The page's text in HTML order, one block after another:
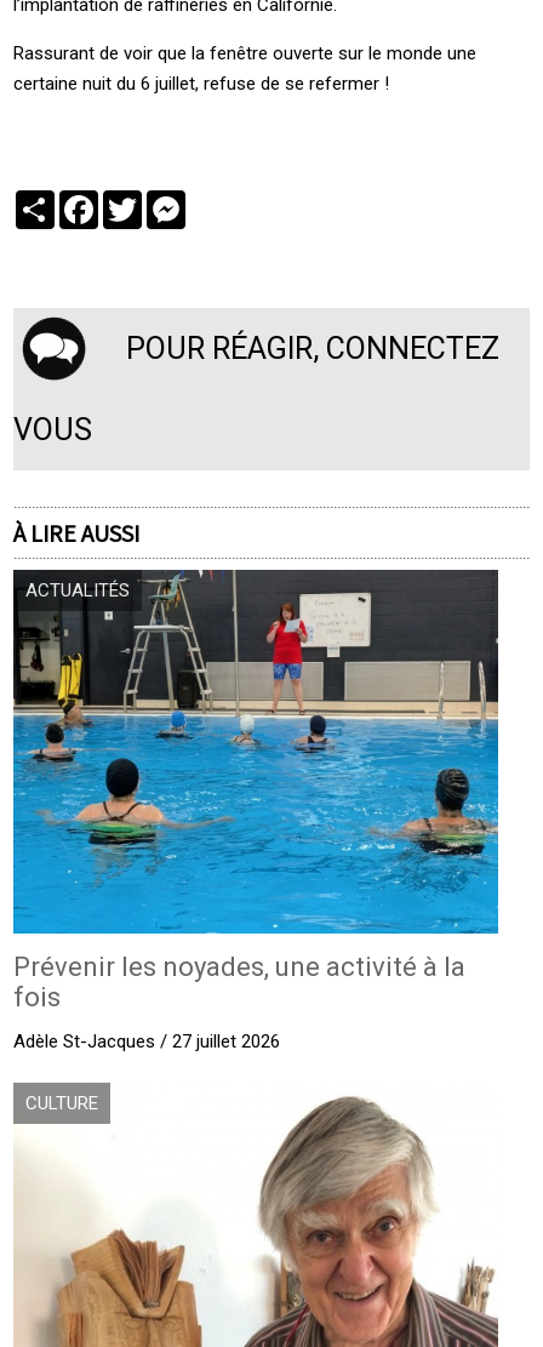
l’implantation de raffineries en Californie.
Rassurant de voir que la fenêtre ouverte sur le monde une
certaine nuit du 6 juillet, refuse de se refermer !
PartagerFacebook
Twitter
POUR RÉAGIR, CONNECTEZ
VOUS
À LIRE AUSSI
ACTUALITÉS
Prévenir les noyades, une activité à la
fois
Adèle St-Jacques / 27 juillet 2026
CULTURE